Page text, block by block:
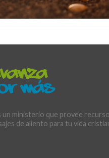
un ministerio que provee
de aliento para tu vida